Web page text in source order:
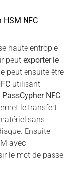
HSM NFC
haute entropie
peut exporter le
peut ensuite être
utilisant
PassCypher NFC
le transfert
sans
Ensuite
avec
le mot de passe